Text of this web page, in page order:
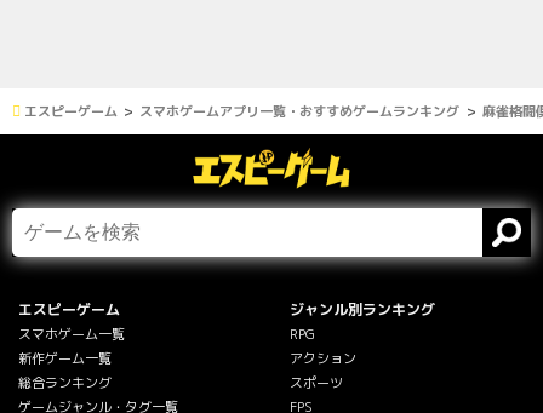
エスピーゲーム スマホゲームアプリ一覧・おすすめゲームランキング 麻雀格闘
エスピーゲーム
スマホゲーム一覧
新作ゲーム一覧
総合ランキング
ゲームジャンル・タグ一覧
ジャンル別ランキング
RPG
アクション
スポーツ
FPS